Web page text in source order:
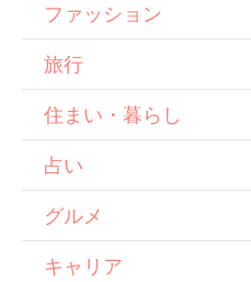
ファッション
旅行
住まい・暮らし
占い
グルメ
キャリア